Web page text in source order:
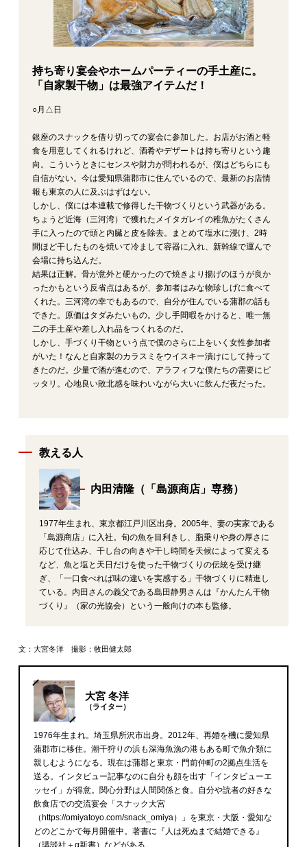
持ち寄り宴会やホームパーティーの手土産に。
「自家製干物」は最強アイテムだ！
○月△日
銀座のスナックを借り切っての宴会に参加した。お店がお酒と軽
食を用意してくれるけれど、酒肴やデザートは持ち寄りという趣
向。こういうときにセンスや財力が問われるが、僕はどちらにも
自信がない。今は愛知県蒲郡市に住んでいるので、最新のお店情
報も東京の人に及ぶはずはない。
しかし、僕には本連載で修得した干物づくりという武器がある。
ちょうど近海（三河湾）で獲れたメイタガレイの稚魚がたくさん
手に入ったので頭と内臓と皮を除去。まとめて塩水に浸け、2時
間ほど干したものを焼いて冷まして容器に入れ、新幹線で運んで
会場に持ち込んだ。
結果は正解。骨が意外と硬かったので焼きより揚げのほうが良か
ったかもという反省点はあるが、参加者はみな物珍しげに食べて
くれた。三河湾の幸でもあるので、自分が住んでいる蒲郡の話も
できた。原価はタダみたいもの。少し手間暇をかけると、唯一無
二の手土産や差し入れ品をつくれるのだ。
しかし、手づくり干物という点で僕のさらに上をいく女性参加者
がいた！なんと自家製のカラスミをウイスキー漬けにして持って
きたのだ。少量で酒が進むので、アラフィフな僕たちの需要にピ
ッタリ。心地良い敗北感を味わいながら大いに飲んだ夜だった。
教える人
内田清隆（「島源商店」専務）
1977年生まれ、東京都江戸川区出身。2005年、妻の実家である
「島源商店」に入社。旬の魚を目利きし、脂乗りや身の厚さに
応じて仕込み、干し台の向きや干し時間を天候によって変える
など、魚と塩と天日だけを使った干物づくりの伝統を受け継
ぎ、「一口食べれば味の違いを実感する」干物づくりに精進し
ている。内田さんの義父である島田静男さんは『かんたん干物
づくり』（家の光協会）という一般向けの本も監修。
文：大宮冬洋 撮影：牧田健太郎
大宮 冬洋
（ライター）
1976年生まれ。埼玉県所沢市出身。2012年、再婚を機に愛知県
蒲郡市に移住。潮干狩りの浜も深海魚漁の港もある町で魚介類に
親しむようになる。現在は蒲郡と東京・門前仲町の2拠点生活を
送る。インタビュー記事なのに自分も顔を出す「インタビューエ
ッセイ」が得意。関心分野は人間関係と食。自分や読者の好きな
飲食店での交流宴会「スナック大宮
（https://omiyatoyo.com/snack_omiya）」を東京・大阪・愛知な
どのどこかで毎月開催中。著書に『人は死ぬまで結婚できる』
（講談社＋α新書）などがある。